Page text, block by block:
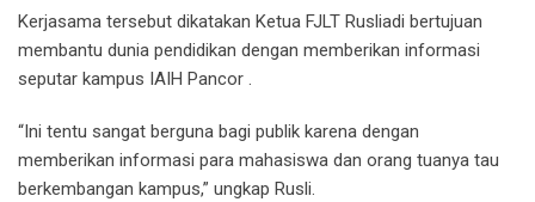
Kerjasama tersebut dikatakan Ketua FJLT Rusliadi bertujuan
membantu dunia pendidikan dengan memberikan informasi
seputar kampus IAIH Pancor .
“Ini tentu sangat berguna bagi publik karena dengan
memberikan informasi para mahasiswa dan orang tuanya tau
berkembangan kampus,” ungkap Rusli.